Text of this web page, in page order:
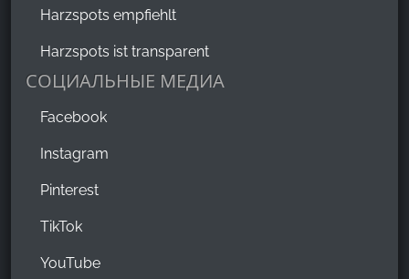
Harzspots empfiehlt
Harzspots ist transparent
СОЦИАЛЬНЫЕ МЕДИА
Facebook
Instagram
Pinterest
TikTok
YouTube